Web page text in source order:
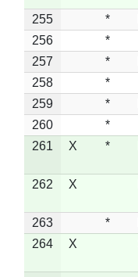
255 *
256
*
257
*
258
*
259
*
260
*
261
X *
262 X
263 *
264
X